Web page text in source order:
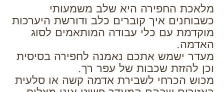
מלאכת החפירה היא שלב משמעותי
כשבוחנים איך קוברים כלב ודורשת היערכות
מוקדמת עם כלי עבודה המותאמים לסוג
האדמה.
מעדר ישמש אתכם נאמנה לחפירה בסיסית
וכן להזזת שכבות של עפר רך.
מכוש הכרחי לשבירת אדמה קשה או סלעית